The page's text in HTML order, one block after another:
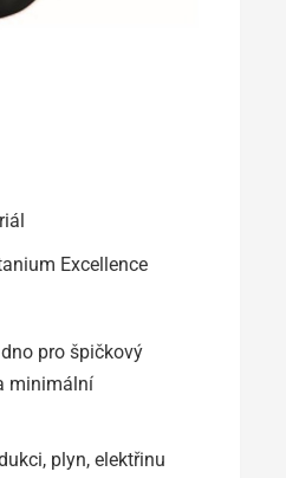
Excellence
pro špičkový
minimální
plyn, elektřinu